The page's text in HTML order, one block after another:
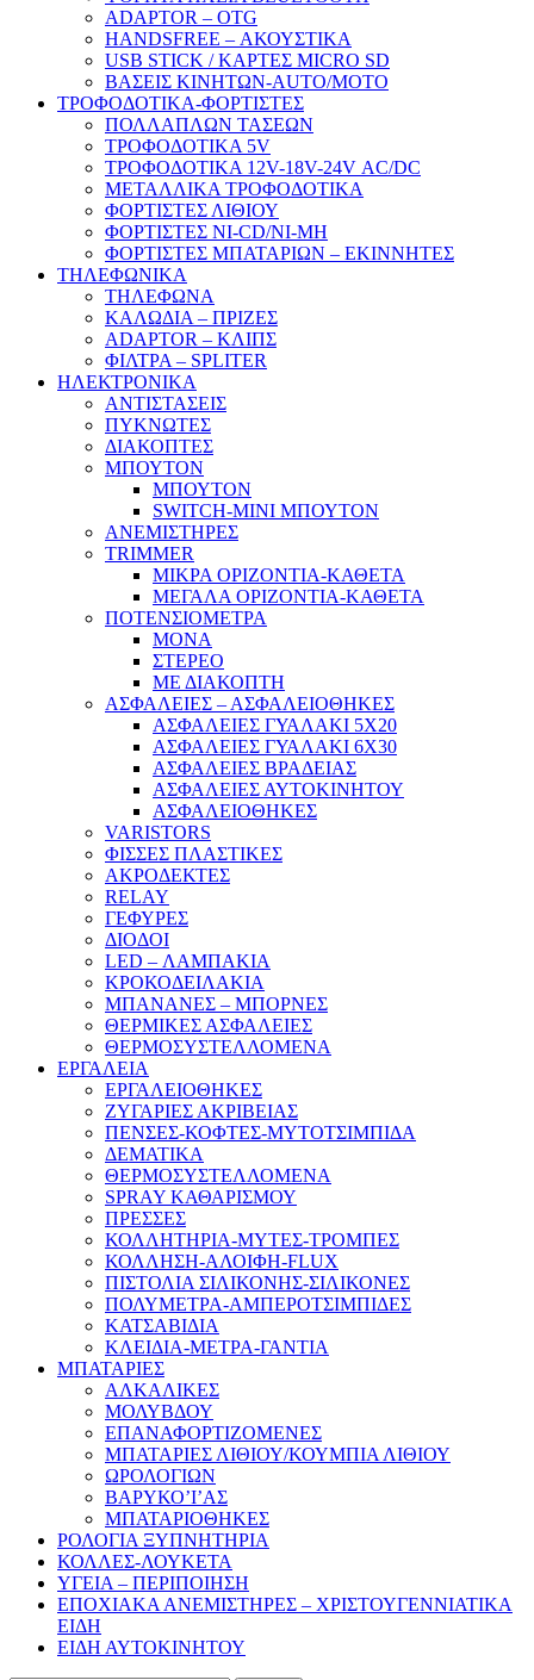
ADAPTOR – ΟΤG
HANDSFREE – ΑΚΟΥΣΤΙΚΑ
USB STICK / ΚΑΡΤΕΣ MICRO SD
ΒΑΣΕΙΣ ΚΙΝΗΤΩΝ-AUTO/MOTO
ΤΡΟΦΟΔΟΤΙΚΑ-ΦΟΡΤΙΣΤΕΣ
ΠΟΛΛΑΠΛΩΝ ΤΑΣΕΩΝ
ΤΡΟΦΟΔΟΤΙΚΑ 5V
ΤΡΟΦΟΔΟΤΙΚΑ 12V-18V-24V ΑC/DC
ΜΕΤΑΛΛΙΚΑ ΤΡΟΦΟΔΟΤΙΚΑ
ΦΟΡΤΙΣΤΕΣ ΛΙΘΙΟΥ
ΦΟΡΤΙΣΤΕΣ NI-CD/NI-MH
ΦΟΡΤΙΣΤΕΣ ΜΠΑΤΑΡΙΩΝ – ΕΚΙΝΝΗΤΕΣ
ΤΗΛΕΦΩΝΙΚΑ
ΤΗΛΕΦΩΝΑ
ΚΑΛΩΔΙΑ – ΠΡΙΖΕΣ
ADAPTOR – ΚΛΙΠΣ
ΦΙΛΤΡΑ – SPLITER
ΗΛΕΚΤΡΟΝΙΚΑ
ΑΝΤΙΣΤΑΣΕΙΣ
ΠΥΚΝΩΤΕΣ
ΔΙΑΚΟΠΤΕΣ
ΜΠΟΥΤΟΝ
ΜΠΟΥΤΟΝ
SWITCH-MINI ΜΠΟΥΤΟΝ
ΑΝΕΜΙΣΤΗΡΕΣ
TRIMMER
ΜΙΚΡΑ ΟΡΙΖΟΝΤΙΑ-ΚΑΘΕΤΑ
ΜΕΓΑΛΑ ΟΡΙΖΟΝΤΙΑ-ΚΑΘΕΤΑ
ΠΟΤΕΝΣΙΟΜΕΤΡΑ
ΜΟΝΑ
ΣΤΕΡΕΟ
ΜΕ ΔΙΑΚΟΠΤΗ
ΑΣΦΑΛΕΙΕΣ – ΑΣΦΑΛΕΙΟΘΗΚΕΣ
ΑΣΦΑΛΕΙΕΣ ΓΥΑΛΑΚΙ 5Χ20
ΑΣΦΑΛΕΙΕΣ ΓΥΑΛΑΚΙ 6Χ30
ΑΣΦΑΛΕΙΕΣ ΒΡΑΔΕΙΑΣ
ΑΣΦΑΛΕΙΕΣ ΑΥΤΟΚΙΝΗΤΟΥ
ΑΣΦΑΛΕΙΟΘΗΚΕΣ
VARISTORS
ΦΙΣΣΕΣ ΠΛΑΣΤΙΚΕΣ
ΑΚΡΟΔΕΚΤΕΣ
RELAY
ΓΕΦΥΡΕΣ
ΔΙΟΔΟΙ
LED – ΛΑΜΠΑΚΙΑ
ΚΡΟΚΟΔΕΙΛΑΚΙΑ
ΜΠΑΝΑΝΕΣ – ΜΠΟΡΝΕΣ
ΘΕΡΜΙΚΕΣ ΑΣΦΑΛΕΙΕΣ
ΘΕΡΜΟΣΥΣΤΕΛΛΟΜΕΝΑ
ΕΡΓΑΛΕΙΑ
ΕΡΓΑΛΕΙΟΘΗΚΕΣ
ΖΥΓΑΡΙΕΣ ΑΚΡΙΒΕΙΑΣ
ΠΕΝΣΕΣ-ΚΟΦΤΕΣ-ΜΥΤΟΤΣΙΜΠΙΔΑ
ΔΕΜΑΤΙΚΑ
ΘΕΡΜΟΣΥΣΤΕΛΛΟΜΕΝΑ
SPRAY ΚΑΘΑΡΙΣΜΟΥ
ΠΡΕΣΣΕΣ
ΚΟΛΛΗΤΗΡΙΑ-ΜΥΤΕΣ-ΤΡΟΜΠΕΣ
ΚΟΛΛΗΣΗ-ΑΛΟΙΦΗ-FLUX
ΠΙΣΤΟΛΙΑ ΣΙΛΙΚΟΝΗΣ-ΣΙΛΙΚΟΝΕΣ
ΠΟΛΥΜΕΤΡΑ-ΑΜΠΕΡΟΤΣΙΜΠΙΔΕΣ
ΚΑΤΣΑΒΙΔΙΑ
ΚΛΕΙΔΙΑ-ΜΕΤΡΑ-ΓΑΝΤΙΑ
ΜΠΑΤΑΡΙΕΣ
ΑΛΚΑΛΙΚΕΣ
ΜΟΛΥΒΔΟΥ
ΕΠΑΝΑΦΟΡΤΙΖΟΜΕΝΕΣ
ΜΠΑΤΑΡΙΕΣ ΛΙΘΙΟΥ/ΚΟΥΜΠΙΑ ΛΙΘΙΟΥ
ΩΡΟΛΟΓΙΩΝ
ΒΑΡΥΚΟ’Ι’ΑΣ
ΜΠΑΤΑΡΙΟΘΗΚΕΣ
ΡΟΛΟΓΙΑ ΞΥΠΝΗΤΗΡΙΑ
ΚΟΛΛΕΣ-ΛΟΥΚΕΤΑ
ΥΓΕΙΑ – ΠΕΡΙΠΟΙΗΣΗ
ΕΠΟΧΙΑΚΑ ΑΝΕΜΙΣΤΗΡΕΣ – ΧΡΙΣΤΟΥΓΕΝΝΙΑΤΙΚΑ
ΕΙΔΗ
ΕΙΔΗ ΑΥΤΟΚΙΝΗΤΟΥ